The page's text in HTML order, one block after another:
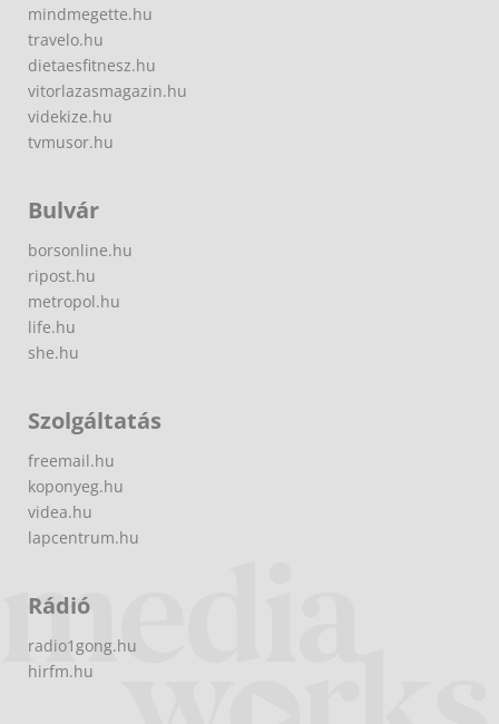
mindmegette.hu
travelo.hu
dietaesfitnesz.hu
vitorlazasmagazin.hu
videkize.hu
tvmusor.hu
Bulvár
borsonline.hu
ripost.hu
metropol.hu
life.hu
she.hu
Szolgáltatás
freemail.hu
koponyeg.hu
videa.hu
lapcentrum.hu
Rádió
radio1gong.hu
hirfm.hu